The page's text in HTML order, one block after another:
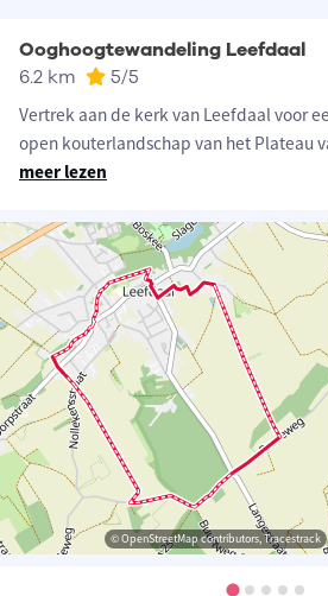
Ooghoogtewandeling Leefdaal
6.2 km 5/5
Vertrek aan de kerk van Leefdaal voor
open kouterlandschap van het Plateau
meer lezen
© OpenStreetMap contributors, Tracestrack